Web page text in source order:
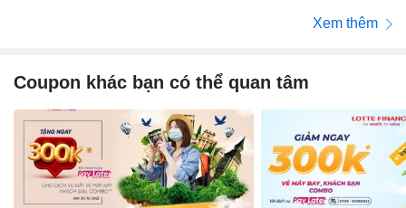
Xem thêm
Coupon khác bạn có thể quan tâm